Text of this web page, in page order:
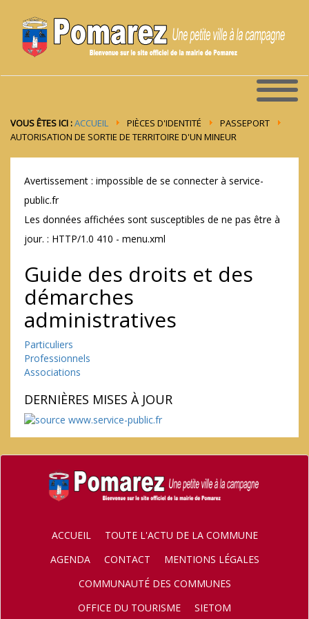
VOUS ÊTES ICI :ACCUEIL PIÈCES D'IDENTITÉ
PASSEPORT
AUTORISATION DE SORTIE DE TERRITOIRE D'UN MINEUR
Avertissement : impossible de se connecter à service-
public.fr
Les données affichées sont susceptibles de ne pas être à
jour. : HTTP/1.0 410 - menu.xml
Guide des droits et des
démarches
administratives
Particuliers
Professionnels
Associations
DERNIÈRES MISES À JOUR
ACCUEIL
TOUTE L'ACTU DE LA COMMUNE
AGENDA
CONTACT
MENTIONS LÉGALES
COMMUNAUTÉ DES COMMUNES
OFFICE DU TOURISME
SIETOM